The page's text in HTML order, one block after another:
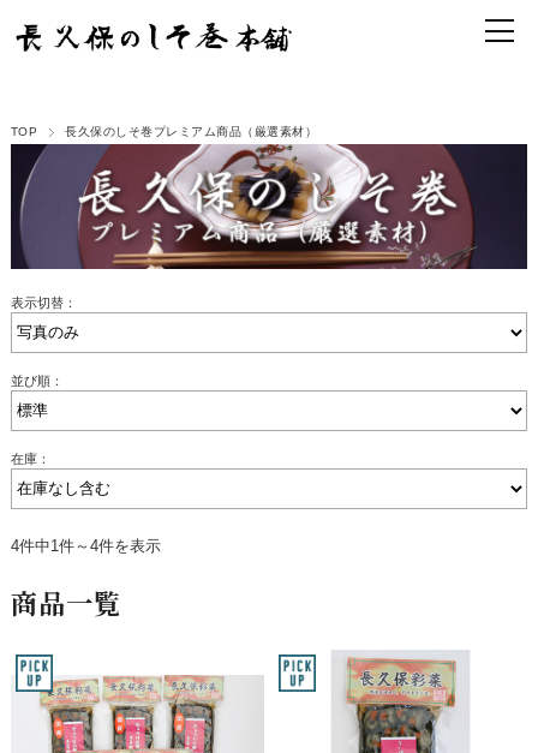
TOP 長久保のしそ巻プレミアム商品（厳選素材）
表示切替：
並び順：
在庫：
4件中1件～4件を表示
商品一覧